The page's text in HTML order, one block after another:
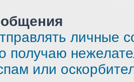
личные
получаю
или